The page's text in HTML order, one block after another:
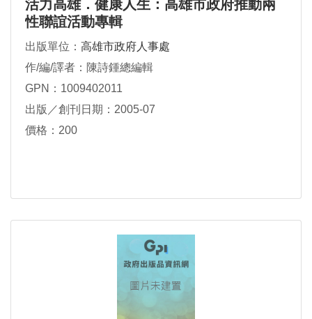
活力高雄．健康人生：高雄市政府推動兩
性聯誼活動專輯
出版單位： 高雄市政府人事處
作/編/譯者：陳詩鍾總編輯
GPN：1009402011
出版／創刊日期：2005-07
價格：200